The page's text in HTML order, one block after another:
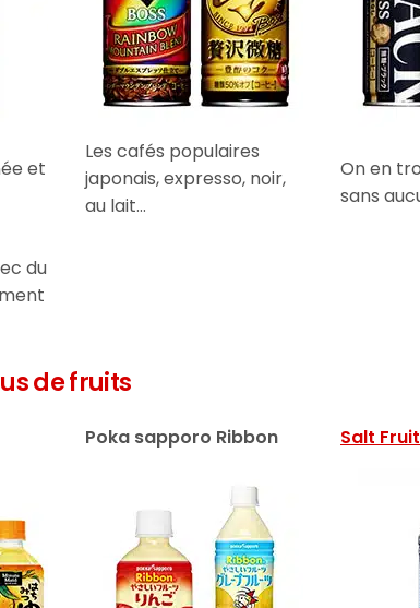
et
du
Les cafés populaires
japonais, expresso, noir,
au lait…
On en
sans
de fruits
Poka sapporo Ribbon Salt Fruit